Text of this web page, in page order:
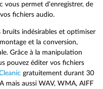
vous permet d'enregistrer, de
fichiers audio.
bruits indésirables et optimiser
et la conversion,
Grâce à la manipulation
pouvez éditer vos fichiers
gratuitement durant 30
mais aussi WAV, WMA, AIFF